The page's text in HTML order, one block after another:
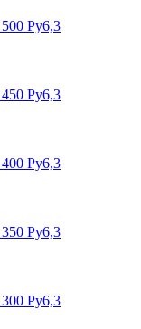
Ру6,3
Ру6,3
Ру6,3
Ру6,3
Ру6,3